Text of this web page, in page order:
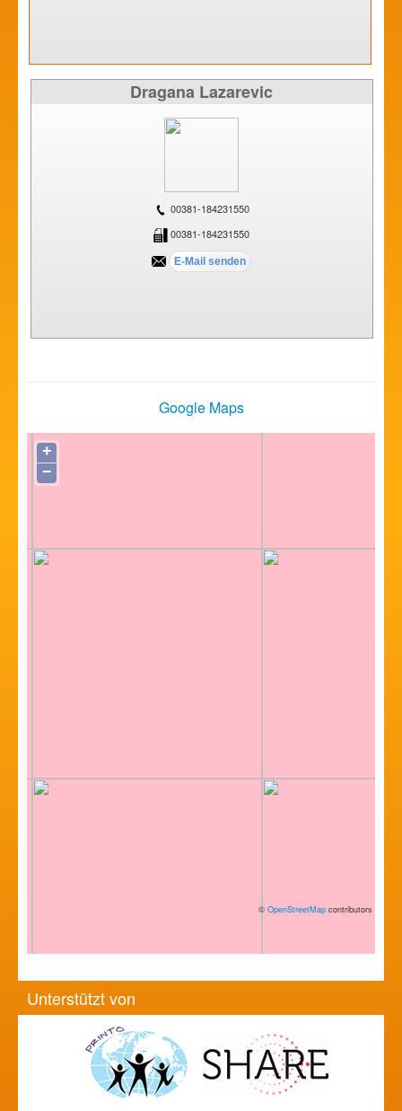
Dragana Lazarevic
00381-184231550
00381-184231550
Google Maps
+
−
© OpenStreetMap contributors
Unterstützt von